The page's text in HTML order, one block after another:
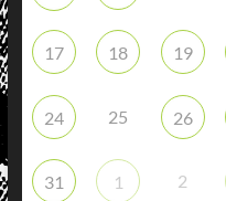
17 18 19
24 25 26
31 1 2